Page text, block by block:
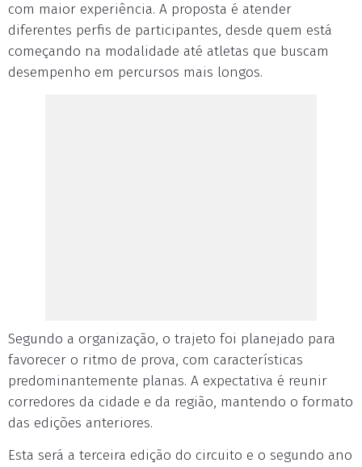
com maior experiência. A proposta é atender
diferentes perfis de participantes, desde quem está
começando na modalidade até atletas que buscam
desempenho em percursos mais longos.
Segundo a organização, o trajeto foi planejado para
favorecer o ritmo de prova, com características
predominantemente planas. A expectativa é reunir
corredores da cidade e da região, mantendo o formato
das edições anteriores.
Esta será a terceira edição do circuito e o segundo ano